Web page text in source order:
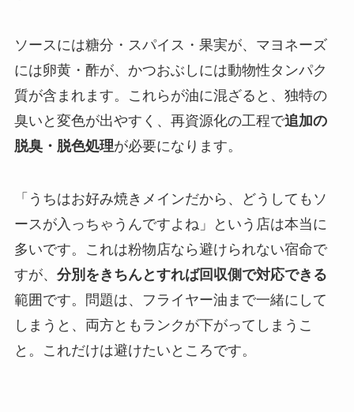
ソースには糖分・スパイス・果実が、マヨネーズ
には卵黄・酢が、かつおぶしには動物性タンパク
質が含まれます。これらが油に混ざると、独特の
臭いと変色が出やすく、再資源化の工程で追加の
脱臭・脱色処理が必要になります。
「うちはお好み焼きメインだから、どうしてもソ
ースが入っちゃうんですよね」という店は本当に
多いです。これは粉物店なら避けられない宿命で
すが、 分別をきちんとすれば回収側で対応できる
範囲です。問題は、フライヤー油まで一緒にして
しまうと、両方ともランクが下がってしまうこ
と。これだけは避けたいところです。